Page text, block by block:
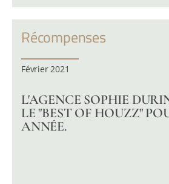
Récompenses
Février 2021
L'AGENCE SOPHIE
LE "BEST OF HOUZZ"
ANNÉE.